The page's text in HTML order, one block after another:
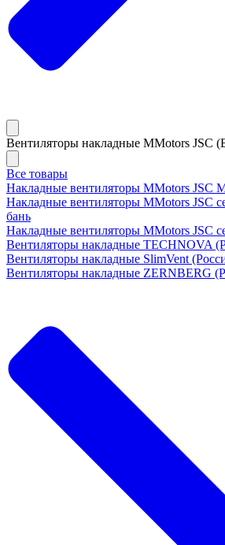
Вентиляторы накладные MMotors JSC
Все товары
Накладные вентиляторы MMotors JSC
Накладные вентиляторы MMotors JSC
бань
Накладные вентиляторы MMotors JSC
Вентиляторы накладные TECHNOVA
Вентиляторы накладные SlimVent
Вентиляторы накладные ZERNBERG